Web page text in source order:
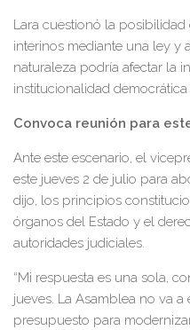
Lara cuestionó la
interinos mediante una ley y
naturaleza podría afectar la
institucionalidad democrática
Convoca reunión para
Ante este escenario, el
este jueves 2 de julio para
dijo, los principios
órganos del Estado y el
autoridades judiciales.
“Mi respuesta es una sola,
jueves. La Asamblea no va
presupuesto para